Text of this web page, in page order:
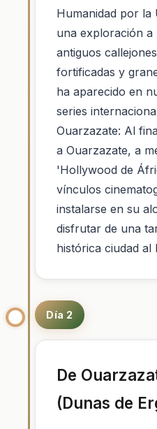
Humanidad por la
una exploración a
antiguos
fortificadas y
ha aparecido en
series
Ouarzazate: Al
a Ouarzazate, a
'Hollywood de
vínculos
instalarse en su
disfrutar de una
histórica ciudad al
Día 2
De
(Dunas de